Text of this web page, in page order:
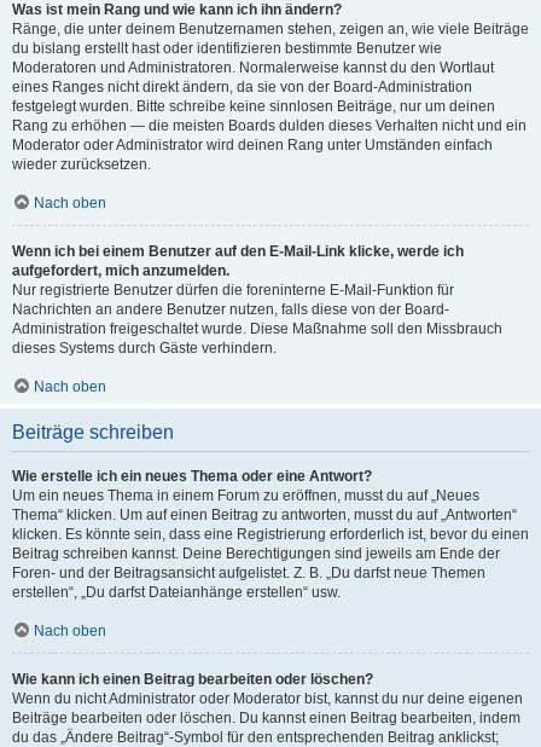
Was ist mein Rang und wie kann ich ihn ändern?
Ränge, die unter deinem Benutzernamen stehen, zeigen an, wie viele Beiträge
du bislang erstellt hast oder identifizieren bestimmte Benutzer wie
Moderatoren und Administratoren. Normalerweise kannst du den Wortlaut
eines Ranges nicht direkt ändern, da sie von der Board-Administration
festgelegt wurden. Bitte schreibe keine sinnlosen Beiträge, nur um deinen
Rang zu erhöhen — die meisten Boards dulden dieses Verhalten nicht und ein
Moderator oder Administrator wird deinen Rang unter Umständen einfach
wieder zurücksetzen.
Nach oben
Wenn ich bei einem Benutzer auf den E-Mail-Link klicke, werde ich
aufgefordert, mich anzumelden.
Nur registrierte Benutzer dürfen die foreninterne E-Mail-Funktion für
Nachrichten an andere Benutzer nutzen, falls diese von der Board-
Administration freigeschaltet wurde. Diese Maßnahme soll den Missbrauch
dieses Systems durch Gäste verhindern.
Nach oben
Beiträge schreiben
Wie erstelle ich ein neues Thema oder eine Antwort?
Um ein neues Thema in einem Forum zu eröffnen, musst du auf „Neues
Thema“ klicken. Um auf einen Beitrag zu antworten, musst du auf „Antworten“
klicken. Es könnte sein, dass eine Registrierung erforderlich ist, bevor du einen
Beitrag schreiben kannst. Deine Berechtigungen sind jeweils am Ende der
Foren- und der Beitragsansicht aufgelistet. Z. B. „Du darfst neue Themen
erstellen“, „Du darfst Dateianhänge erstellen“ usw.
Nach oben
Wie kann ich einen Beitrag bearbeiten oder löschen?
Wenn du nicht Administrator oder Moderator bist, kannst du nur deine eigenen
Beiträge bearbeiten oder löschen. Du kannst einen Beitrag bearbeiten, indem
du das „Ändere Beitrag“-Symbol für den entsprechenden Beitrag anklickst;